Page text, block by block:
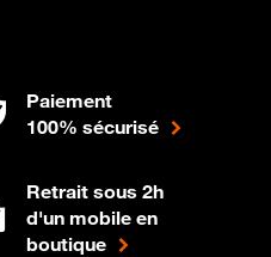
Paiement
100% sécurisé
Retrait sous 2h
d'un mobile en
boutique